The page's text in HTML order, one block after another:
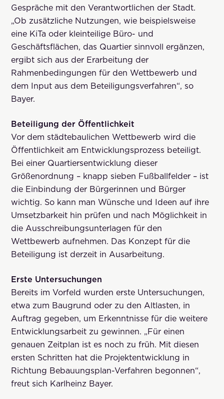
Gespräche mit den Verantwortlichen der Stadt.
„Ob zusätzliche Nutzungen, wie beispielsweise
eine KiTa oder kleinteilige Büro- und
Geschäftsflächen, das Quartier sinnvoll ergänzen,
ergibt sich aus der Erarbeitung der
Rahmenbedingungen für den Wettbewerb und
dem Input aus dem Beteiligungsverfahren“, so
Bayer.
Beteiligung der Öffentlichkeit
Vor dem städtebaulichen Wettbewerb wird die
Öffentlichkeit am Entwicklungsprozess beteiligt.
Bei einer Quartiersentwicklung dieser
Größenordnung – knapp sieben Fußballfelder – ist
die Einbindung der Bürgerinnen und Bürger
wichtig. So kann man Wünsche und Ideen auf ihre
Umsetzbarkeit hin prüfen und nach Möglichkeit in
die Ausschreibungsunterlagen für den
Wettbewerb aufnehmen. Das Konzept für die
Beteiligung ist derzeit in Ausarbeitung.
Erste Untersuchungen
Bereits im Vorfeld wurden erste Untersuchungen,
etwa zum Baugrund oder zu den Altlasten, in
Auftrag gegeben, um Erkenntnisse für die weitere
Entwicklungsarbeit zu gewinnen. „Für einen
genauen Zeitplan ist es noch zu früh. Mit diesen
ersten Schritten hat die Projektentwicklung in
Richtung Bebauungsplan-Verfahren begonnen“,
freut sich Karlheinz Bayer.